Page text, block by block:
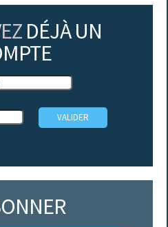
DÉJÀ UN